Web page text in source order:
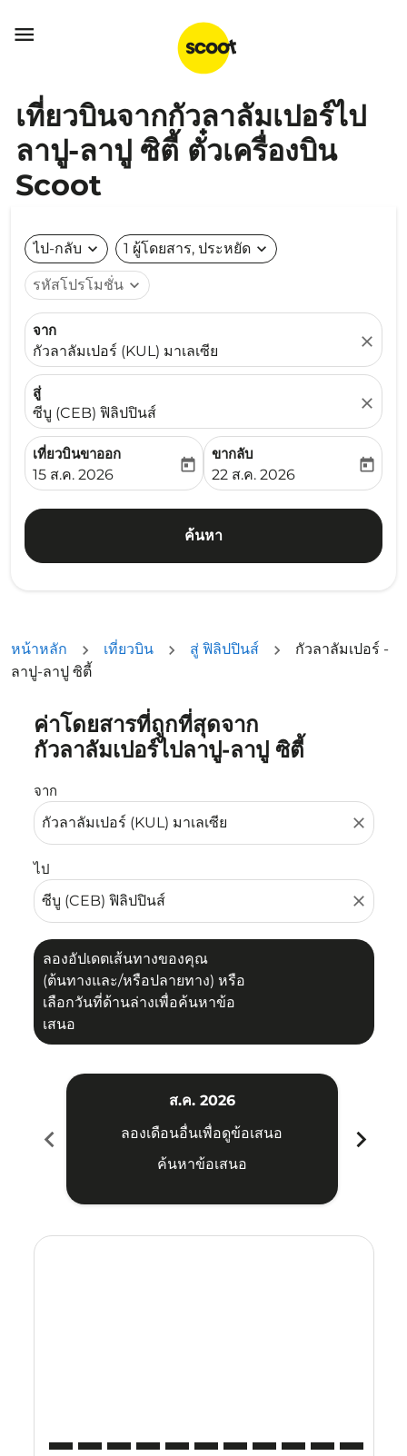

เที่ยวบินจากกัวลาลัมเปอร์ไป
ลาปู-ลาปู ซิตี้ ตั๋วเครื่องบิน
Scoot
ไป-กลับ expand_more 1 ผู้โดยสาร, ประหยัด expand_more
รหัสโปรโมชั่น expand_more
จาก
กัวลาลัมเปอร์ (KUL) มาเลเซีย
close
สู่
ซีบู (CEB) ฟิลิปปินส์
close
เที่ยวบินขาออก
fc-booking-departure-date-aria-label
15 ส.ค. 2026
today
ขากลับ
fc-booking-return-date-
22 ส.ค. 2026
today
ค้นหา
หน้าหลัก เที่ยวบิน สู่ ฟิลิปปินส์
กัวลาลัมเปอร์ -
ลาปู-ลาปู ซิตี้
ค่าโดยสารที่ถูกที่สุดจาก
กัวลาลัมเปอร์ไปลาปู-ลาปู ซิตี้
จาก
close
ไป
close
ลองอัปเดตเส้นทางของคุณ
(ต้นทางและ/หรือปลายทาง) หรือ
เลือกวันที่ด้านล่างเพื่อค้นหาข้อ
เสนอ
ลองอัปเดตเส้นทางของคุณ (ต้นทางและ/หรือปลายทาง) หรื
chevron_left
ส.ค. 2026
ลองเดือนอื่นเพื่อดูข้อเสนอ
ค้นหาข้อเสนอ
chevron_right